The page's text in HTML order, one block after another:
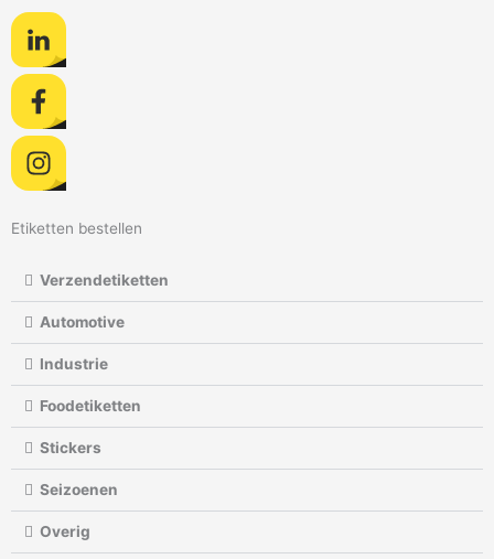
Etiketten bestellen
Verzendetiketten
Automotive
Industrie
Foodetiketten
Stickers
Seizoenen
Overig